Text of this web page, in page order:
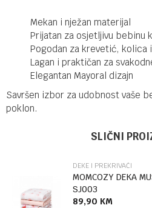
Mekan i nježan materijal
Prijatan za osjetljivu bebinu
Pogodan za krevetić, kolica
Lagan i praktičan za
Elegantan Mayoral dizajn
Savršen izbor za udobnost vaše
poklon.
Deke i
SLIČNI
DEKE I PREKRIVAČI
MOMCOZY DEKA
SJ003
89,90 KM